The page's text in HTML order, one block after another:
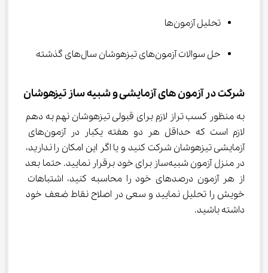
تحلیل آزمون‌ها
حل سوالات آزمون‌های تیزهوشان سال‌های گذشته
شرکت در آزمون های آزمایشی و شبیه ساز تیزهوشان
به منظور کسب تراز لازم برای قبولی تیزهوشان نهم به دهم
لازم است که حداقل هر دو هفته یکبار در آزمون‌های
آزمایشی تیزهوشان شرکت کنید و یا اگر این امکان را ندارید،
در منزل آزمون شبیه‌ساز برای خود برقرار نمایید. حتما بعد
از هر آزمون درصدهای خود را محاسبه کنید، اشتباهات
خویش را تحلیل نمایید و سعی در اصلاح نقاط ضعف خود
داشته باشید.